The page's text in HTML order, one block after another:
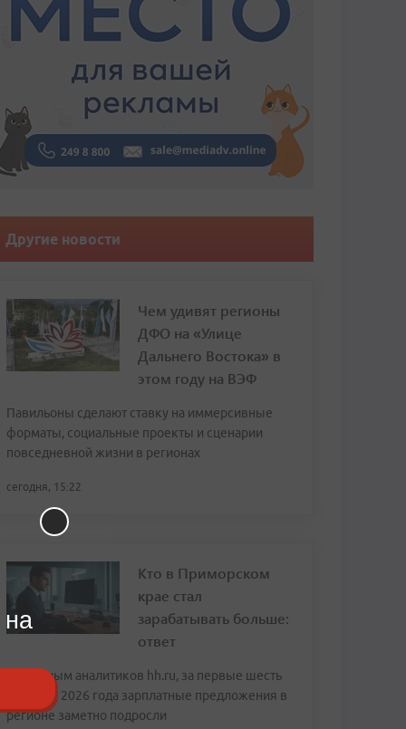
Другие новости
Чем удивят регионы
ДФО на «Улице
Дальнего Востока» в
этом году на ВЭФ
Павильоны сделают ставку на иммерсивные
форматы, социальные проекты и сценарии
повседневной жизни в регионах
сегодня, 15:22
Кто в Приморском
крае стал
зарабатывать больше:
ответ
По данным аналитиков hh.ru, за первые шесть
месяцев 2026 года зарплатные предложения в
регионе заметно подросли